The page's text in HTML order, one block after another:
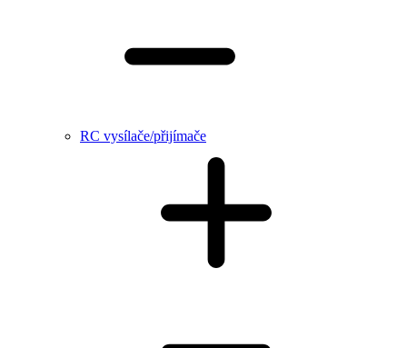
RC vysílače/přijímače